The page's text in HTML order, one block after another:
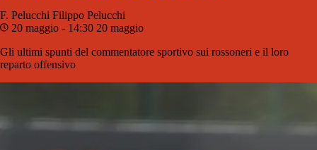
F. Pelucchi Filippo Pelucchi
20 maggio - 14:30 20 maggio
Gli ultimi spunti del commentatore sportivo sui rossoneri e il loro
reparto offensivo